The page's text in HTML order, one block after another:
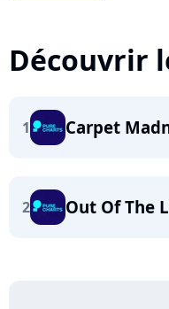
Découvrir
1 Carpet
2 Out Of The